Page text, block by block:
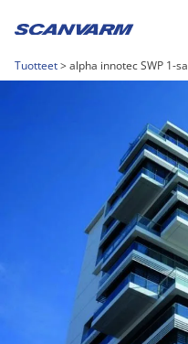
Tuotteet> alpha innotec SWP 1-